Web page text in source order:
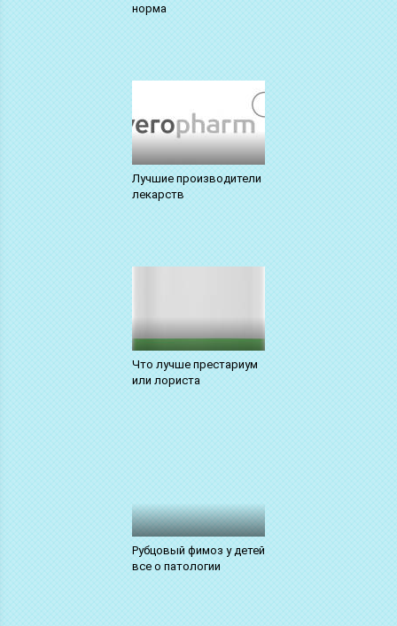
норма
Лучшие производители
лекарств
Что лучше престариум
или лориста
Рубцовый фимоз у детей
все о патологии